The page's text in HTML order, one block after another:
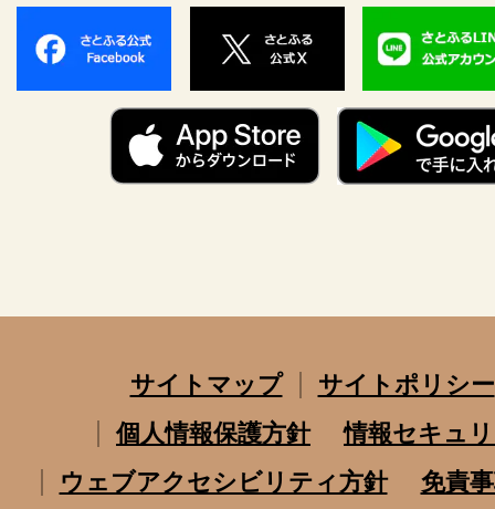
サイトマップ
サイトポリシー
個人情報保護方針
情報セキュ
ウェブアクセシビリティ方針
免責